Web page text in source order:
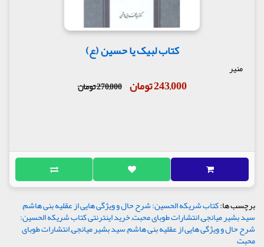
کتاب لبیک یا حسین (ع)
منیر
243,000 تومان 270,000 تومان
برچسب ها:کتاب شریکه الحسین: شرح حال و ویژگی هایی از عقلیه بنی هاشم,
سید بشیر میانجی,انتشارات طوبای محبت,خرید اینترنتی کتاب شریکه الحسین:
شرح حال و ویژگی هایی از عقلیه بنی هاشم,سید بشیر میانجی,انتشارات طوبای
محبت